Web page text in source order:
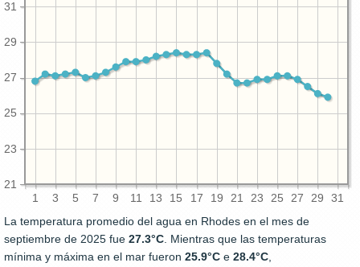
1 3 5 7 9 11 13 15 17 19 21 23 25 27 29 31
21
23
25
27
29
31
La temperatura promedio del agua en Rhodes en el mes de
septiembre de 2025 fue 27.3°C. Mientras que las temperaturas
mínima y máxima en el mar fueron 25.9°C e 28.4°C,